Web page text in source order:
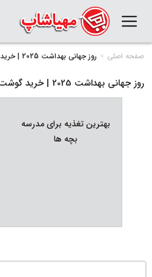
صفحه اصلی روز جهانی بهداشت 2025 | خرید گوشت و مرغ بهداشتی و با کیفیت
روز جهانی بهداشت 2025 | خرید گوشت و مرغ بهداشتی و با کیفیت
بهترین تغذیه برای مدرسه
بچه ها